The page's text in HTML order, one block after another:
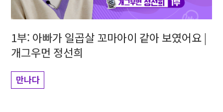
1부: 아빠가 일곱살 꼬마아이 같아 보였어요 |
개그우먼 정선희
만나다